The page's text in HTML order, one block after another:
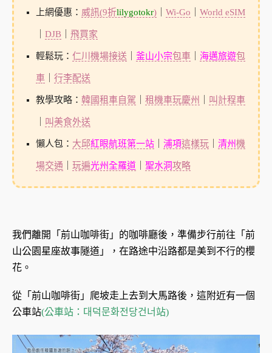
上網優惠： 威訊(9折lilygotokr)｜ Wi-Go World eSIM
DJB｜ 飛買家
輕鬆玩： 仁川機場接送 釜山小宗包車｜ 海邁旅遊包
車｜ 行李配送
教學攻略： 韓國租車自駕 租機車玩慶州 叫計程車
叫美食外送
懶人包： 大邱紅眼航班第一站｜ 浦項這樣玩｜ 清州機
場交通 玩遍光州全羅道｜ 聖水洞攻略
我們離開「前山咖啡街」的咖啡廳後，準備步行前往「前
山公園星座故事隧道」，在路途中沿路都是美到不行的櫻
花。
從「前山咖啡街」爬坡走上去到大馬路後，這附近有一個
公車站(公車站：대덕문화전당건너站)